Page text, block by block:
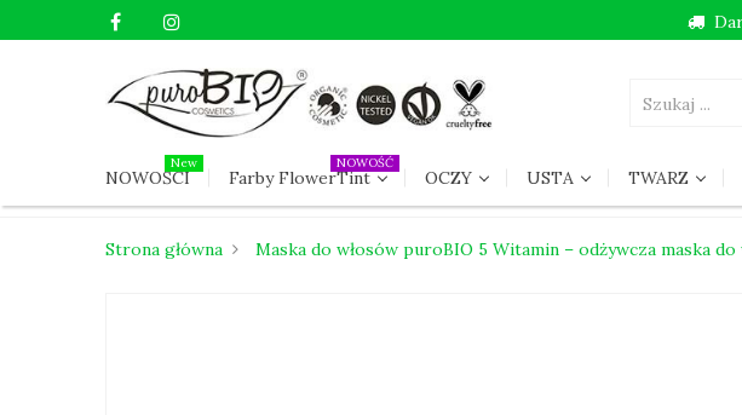
NOWOŚCI
New
Farby FlowerTint
NOWOŚĆ
OCZY USTA TWARZ
Strona główna Maska do włosów puroBIO 5 Witamin – odżywcza maska